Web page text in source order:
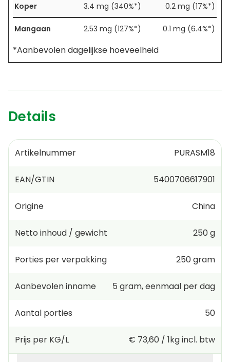
Details
Artikelnummer PURASM18
EAN/GTIN 5400706617901
Origine China
Netto inhoud / gewicht 250 g
Porties per verpakking 250gram
Aanbevolen inname 5 gram,eenmaal per dag
Aantal porties 50
Prijs per KG/L € 73,60 / 1kgincl. btw
Koper 3.4 mg (340%*) 0.2 mg (17%*)
Mangaan 2.53 mg (127%*) 0.1 mg (6.4%*)
*Aanbevolen dagelijkse hoeveelheid